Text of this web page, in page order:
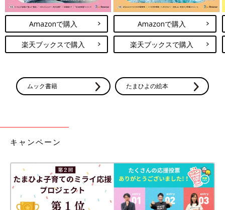
Amazonで購入
楽天ブックスで購入
Amazonで購入
楽天ブックスで購入
ムック書籍 たまひよの絵本
キャンペーン